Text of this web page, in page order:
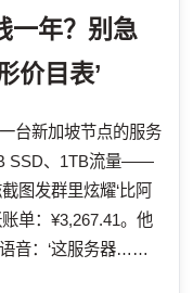
一年？别急
价目表’
台新加坡节点的服务
SSD、1TB流量——
图发群里炫耀‘比阿
单：¥3,267.41。他
音：‘这服务器……